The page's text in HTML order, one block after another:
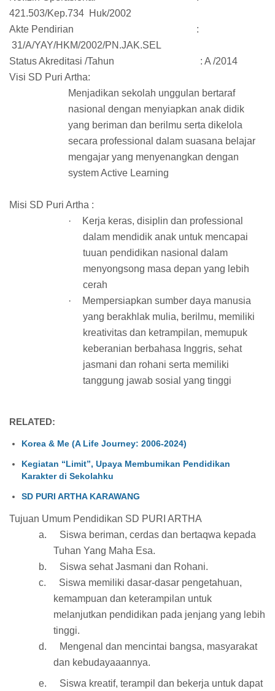
421.503/Kep.734 Huk/2002
Akte Pendirian :
31/A/YAY/HKM/2002/PN.JAK.SEL
Status Akreditasi /Tahun : A /2014
Visi SD Puri Artha:
Menjadikan sekolah unggulan bertaraf
nasional dengan menyiapkan anak didik
yang beriman dan berilmu serta dikelola
secara professional dalam suasana belajar
mengajar yang menyenangkan dengan
system Active Learning
Misi SD Puri Artha :
·
Kerja keras, disiplin dan professional
dalam mendidik anak untuk mencapai
tuuan pendidikan nasional dalam
menyongsong masa depan yang lebih
cerah
·
Mempersiapkan sumber daya manusia
yang berakhlak mulia, berilmu, memiliki
kreativitas dan ketrampilan, memupuk
keberanian berbahasa Inggris, sehat
jasmani dan rohani serta memiliki
tanggung jawab sosial yang tinggi
RELATED:
Korea & Me (A Life Journey: 2006-2024)
Kegiatan “Limit”, Upaya Membumikan Pendidikan
Karakter di Sekolahku
SD PURI ARTHA KARAWANG
Tujuan Umum Pendidikan SD PURI ARTHA
a.
Siswa beriman, cerdas dan bertaqwa kepada
Tuhan Yang Maha Esa.
b.
Siswa sehat Jasmani dan Rohani.
c.
Siswa memiliki dasar-dasar pengetahuan,
kemampuan dan keterampilan untuk
melanjutkan pendidikan pada jenjang yang lebih
tinggi.
d.
Mengenal dan mencintai bangsa, masyarakat
dan kebudayaaannya.
e.
Siswa kreatif, terampil dan bekerja untuk dapat